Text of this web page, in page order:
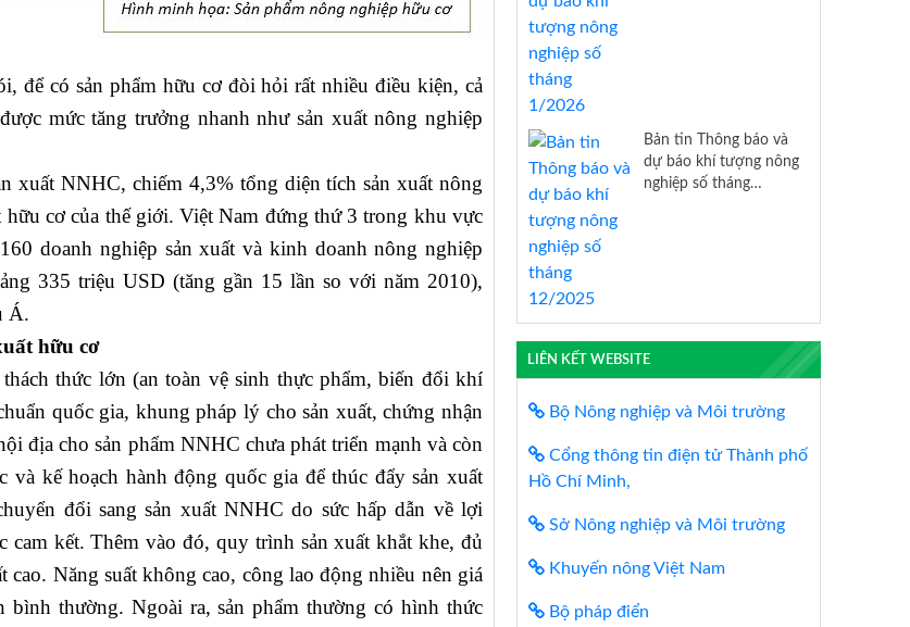
để có sản phẩm hữu cơ đòi hỏi rất nhiều điều kiện, cả
mức tăng trưởng nhanh như sản xuất nông nghiệp
xuất NNHC, chiếm 4,3% tổng diện tích sản xuất nông
cơ của thế giới. Việt Nam đứng thứ 3 trong khu vực
doanh nghiệp sản xuất và kinh doanh nông nghiệp
335 triệu USD (tăng gần 15 lần so với năm 2010),
Á.
hữu cơ
thức lớn (an toàn vệ sinh thực phẩm, biến đổi khí
quốc gia, khung pháp lý cho sản xuất, chứng nhận
địa cho sản phẩm NNHC chưa phát triển mạnh và còn
kế hoạch hành động quốc gia để thúc đẩy sản xuất
đổi sang sản xuất NNHC do sức hấp dẫn về lợi
kết. Thêm vào đó, quy trình sản xuất khắt khe, đủ
Năng suất không cao, công lao động nhiều nên giá
thường. Ngoài ra, sản phẩm thường có hình thức
Bản tin Thông báo và
dự báo khí tượng nông
nghiệp số tháng
LIÊN KẾT WEBSITE
Bộ Nông nghiệp và Môi trường
Cổng thông tin điện tử Thành phố
Hồ Chí Minh,
Sở Nông nghiệp và Môi trường
Khuyến nông Việt Nam
Bộ pháp điển